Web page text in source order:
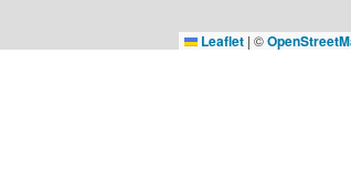
Leaflet | ©